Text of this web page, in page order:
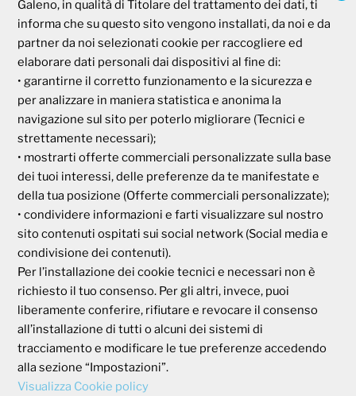
Galeno
Società Mutua Cooperativa
Via Parigi, 11
00185 Roma
P.I e C.F. 04273791006
Tel. 800 99 93 83
Fax 06 44 24 87 05
e-mail:backoffice@cassagaleno.it
Informativa sul trattamento dei dati
Informativa sull’uso dei cookie
Galeno, in qualità di Titolare del trattamento dei dati, ti
informa che su questo sito vengono installati, da noi e da
partner da noi selezionati cookie per raccogliere ed
elaborare dati personali dai dispositivi al fine di:
• garantirne il corretto funzionamento e la sicurezza e
per analizzare in maniera statistica e anonima la
navigazione sul sito per poterlo migliorare (Tecnici e
strettamente necessari);
• mostrarti offerte commerciali personalizzate sulla base
dei tuoi interessi, delle preferenze da te manifestate e
della tua posizione (Offerte commerciali personalizzate);
• condividere informazioni e farti visualizzare sul nostro
sito contenuti ospitati sui social network (Social media e
condivisione dei contenuti).
Per l’installazione dei cookie tecnici e necessari non è
richiesto il tuo consenso. Per gli altri, invece, puoi
liberamente conferire, rifiutare e revocare il consenso
all’installazione di tutti o alcuni dei sistemi di
tracciamento e modificare le tue preferenze accedendo
alla sezione “Impostazioni”.
Visualizza Cookie policy